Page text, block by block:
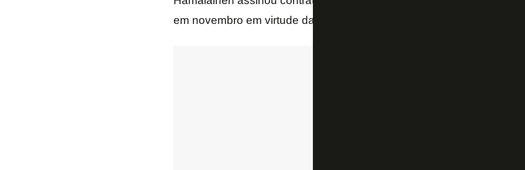
em novembro em virtude da Copa do Mundo do Qatar.